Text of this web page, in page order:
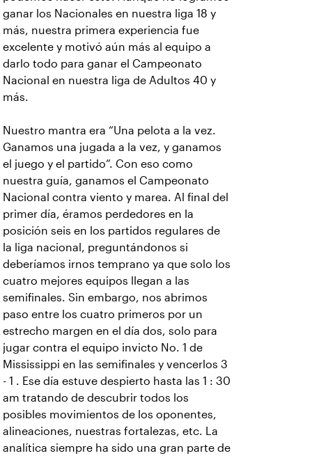
ganar los Nacionales en nuestra liga 18 y
más, nuestra primera experiencia fue
excelente y motivó aún más al equipo a
darlo todo para ganar el Campeonato
Nacional en nuestra liga de Adultos 40 y
más.
Nuestro mantra era “Una pelota a la vez.
Ganamos una jugada a la vez, y ganamos
el juego y el partido”. Con eso como
nuestra guía, ganamos el Campeonato
Nacional contra viento y marea. Al final del
primer día, éramos perdedores en la
posición seis en los partidos regulares de
la liga nacional, preguntándonos si
deberíamos irnos temprano ya que solo los
cuatro mejores equipos llegan a las
semifinales. Sin embargo, nos abrimos
paso entre los cuatro primeros por un
estrecho margen en el día dos, solo para
jugar contra el equipo invicto No. 1 de
Mississippi en las semifinales y vencerlos 3
- 1 . Ese día estuve despierto hasta las 1 : 30
am tratando de descubrir todos los
posibles movimientos de los oponentes,
alineaciones, nuestras fortalezas, etc. La
analítica siempre ha sido una gran parte de